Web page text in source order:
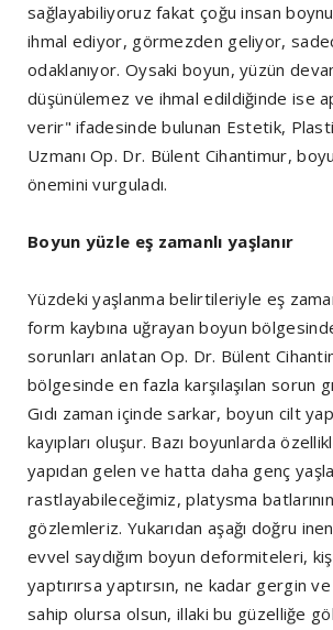
sağlayabiliyoruz fakat çoğu insan
ihmal ediyor, görmezden geliyor,
odaklanıyor. Oysaki boyun, yüzün
düşünülemez ve ihmal edildiğinde ise
verir" ifadesinde bulunan Estetik,
Uzmanı Op. Dr. Bülent Cihantimur,
önemini vurguladı.
Boyun yüzle eş zamanlı yaşlanır
Yüzdeki yaşlanma belirtileriyle eş
form kaybına uğrayan boyun bölgesinde
sorunları anlatan Op. Dr. Bülent
bölgesinde en fazla karşılaşılan sorun
Gıdı zaman içinde sarkar, boyun cilt
kayıpları oluşur. Bazı boyunlarda
yapıdan gelen ve hatta daha genç
rastlayabileceğimiz, platysma batlarının
gözlemleriz. Yukarıdan aşağı doğru
evvel saydığım boyun deformiteleri,
yaptırırsa yaptırsın, ne kadar gergin
sahip olursa olsun, illaki bu güzelliğe